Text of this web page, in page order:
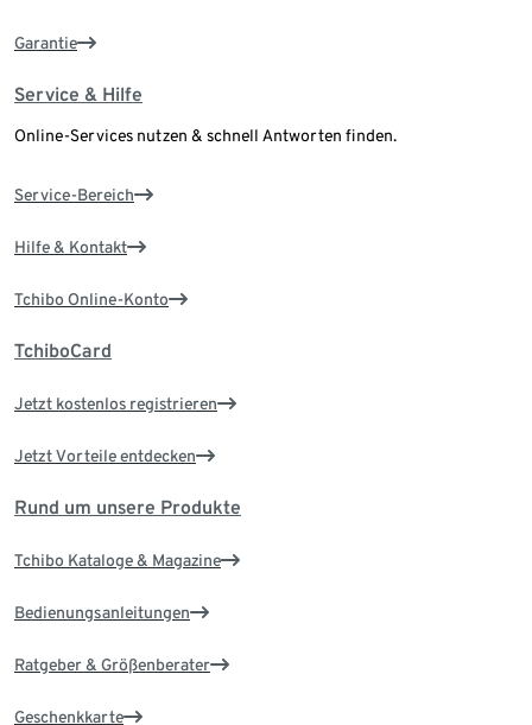
Garantie
Service & Hilfe
Online-Services nutzen & schnell Antworten finden.
Service-Bereich
Hilfe & Kontakt
Tchibo Online-Konto
TchiboCard
Jetzt kostenlos registrieren
Jetzt Vorteile entdecken
Rund um unsere Produkte
Tchibo Kataloge & Magazine
Bedienungsanleitungen
Ratgeber & Größenberater
Geschenkkarte